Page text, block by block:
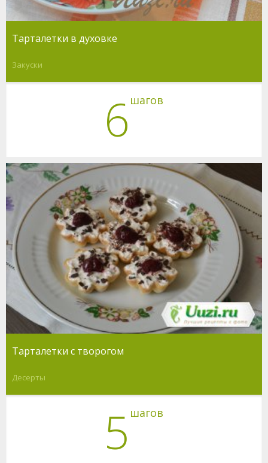
Тарталетки в духовке
Закуски
6 шагов
Тарталетки с творогом
Десерты
5 шагов